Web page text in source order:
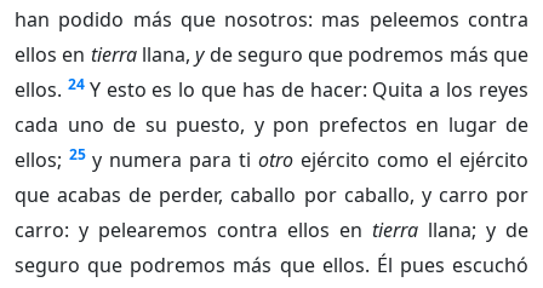
han podido más que nosotros: mas peleemos contra
ellos en tierrallana,yde seguro que podremos más que
ellos. 24 Y esto es lo que has de hacer: Quita a los reyes
cada uno de su puesto, y pon prefectos en lugar de
ellos; 25 y numera para ti otro ejército como el ejército
que acabas de perder, caballo por caballo, y carro por
carro: y pelearemos contra ellos en tierra llana; y de
seguro que podremos más que ellos. Él pues escuchó